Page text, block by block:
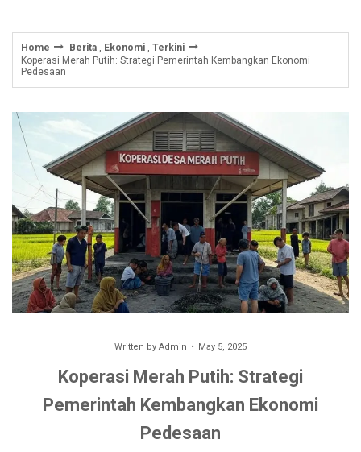
Home Berita Ekonomi
Terkini
Koperasi Merah Putih: Strategi Pemerintah Kembangkan Ekonomi
Pedesaan
Written by Admin May 5, 2025
Koperasi Merah Putih: Strategi
Pemerintah Kembangkan Ekonomi
Pedesaan